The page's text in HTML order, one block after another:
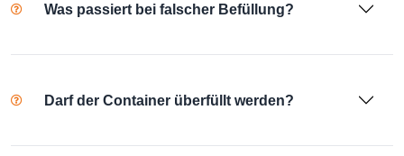
Was passiert bei falscher Befüllung?
Darf der Container überfüllt werden?